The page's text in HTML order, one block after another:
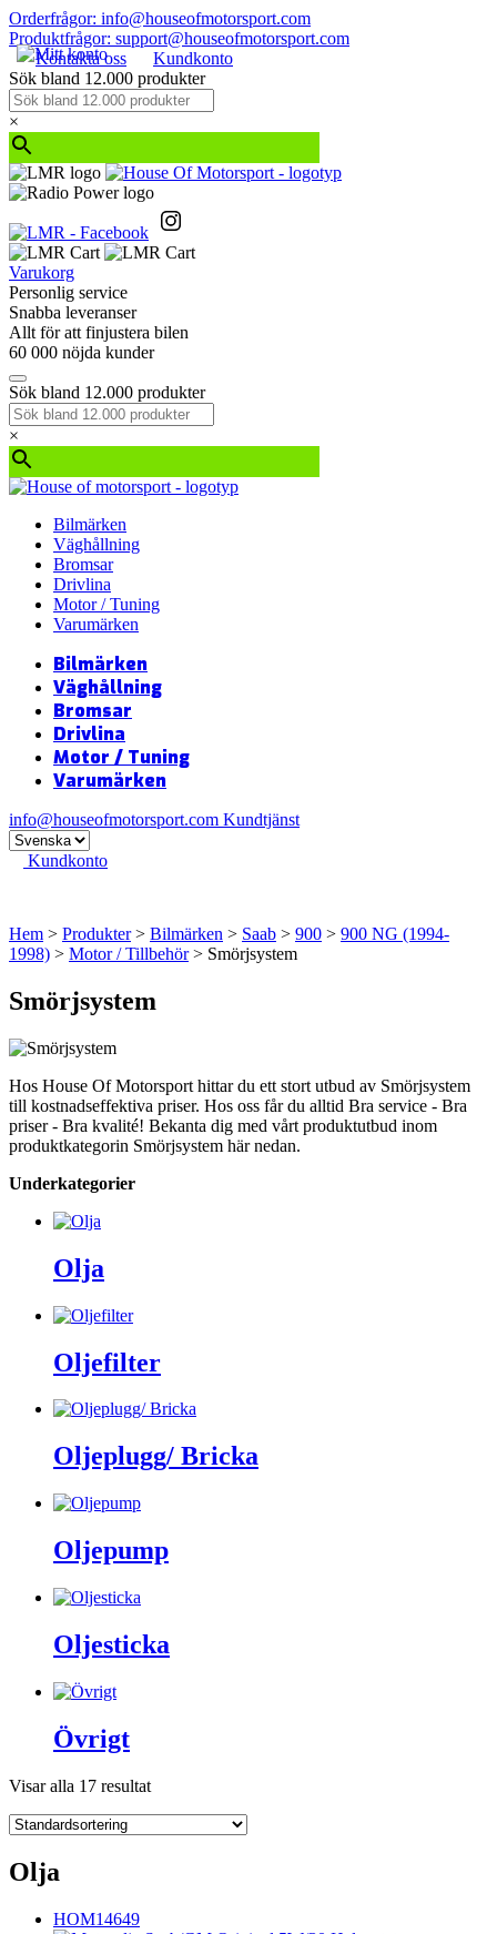
Orderfrågor: info@houseofmotorsport.com
Produktfrågor: support@houseofmotorsport.com
Kontakta oss
Kundkonto
Sök bland 12.000 produkter
×
Varukorg
Personlig service
Snabba leveranser
Allt för att finjustera bilen
60 000 nöjda kunder
Sök bland 12.000 produkter
×
Bilmärken
Väghållning
Bromsar
Drivlina
Motor / Tuning
Varumärken
Bilmärken
Väghållning
Bromsar
Drivlina
Motor / Tuning
Varumärken
info@houseofmotorsport.com Kundtjänst
Kundkonto
Hem > Produkter> Bilmärken > Saab > 900 > 900 NG (1994-
1998) > Motor / Tillbehör> Smörjsystem
Smörjsystem
Hos House Of Motorsport hittar du ett stort utbud av Smörjsystem
till kostnadseffektiva priser. Hos oss får du alltid Bra service - Bra
priser - Bra kvalité! Bekanta dig med vårt produktutbud inom
produktkategorin Smörjsystem här nedan.
Underkategorier
Olja
Oljefilter
Oljeplugg/ Bricka
Oljepump
Oljesticka
Övrigt
Visar alla 17 resultat
Olja
HOM14649